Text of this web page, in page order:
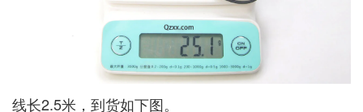
线长2.5米，到货如下图。